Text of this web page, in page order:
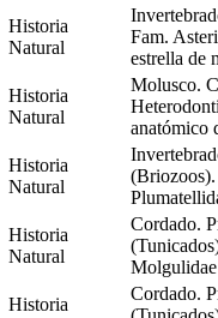
Historia
Natural
Fam.
estrella de
Historia
Natural
Molusco.
anatómico
Historia
Natural
Historia
Natural
Cordado.
Historia
Cordado.